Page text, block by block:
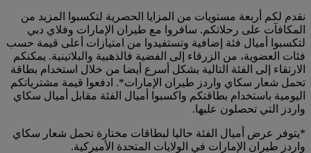
نقدم لكم أربعة مستويات من المزايا الحصرية لتكسبوا المزيد من
المكافآت على رحلاتكم. سافروا مع طيران الإمارات وفلاي دبي
لتكسبوا أميال فئة إضافية وتستفيدوا من امتيازات أعلى قيمة حسب
فئات العضوية، من الزرقاء إلى الفضية فالذهبية والبلاتينية. يمكنكم
الارتقاء إلى الفئة التالية بشكل أسرع أيضا من خلال استخدام بطاقة
تحمل شعار سكاي واردز طيران الإمارات*. ادفعوا قيمة مشترياتكم
اليومية باستخدام بطاقتكم واكسبوا أميال الفئة مقابل أميال سكاي
واردز التي تحصلون عليها.
*يتوفر عرض أميال الفئة حاليا لبطاقات مختارة تحمل شعار سكاي
واردز طيران الإمارات في الولايات المتحدة الأميركية.